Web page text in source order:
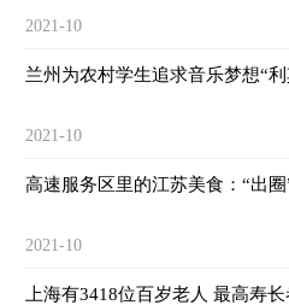
2021-10
兰州为农村学生追求音乐梦想“利
2021-10
高速服务区里的江苏美食：“出
2021-10
上海有3418位百岁老人 最高寿